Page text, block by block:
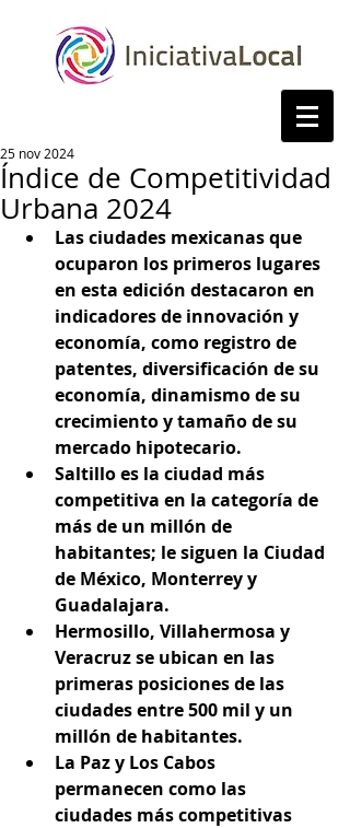
Índice de Competitividad
Urbana 2024
25 nov 2024
Las ciudades mexicanas que
ocuparon los primeros lugares
en esta edición destacaron en
indicadores de innovación y
economía, como registro de
patentes, diversificación de su
economía, dinamismo de su
crecimiento y tamaño de su
mercado hipotecario.
Saltillo es la ciudad más
competitiva en la categoría de
más de un millón de
habitantes; le siguen la Ciudad
de México, Monterrey y
Guadalajara.
Hermosillo, Villahermosa y
Veracruz se ubican en las
primeras posiciones de las
ciudades entre 500 mil y un
millón de habitantes.
La Paz y Los Cabos
permanecen como las
ciudades más competitivas